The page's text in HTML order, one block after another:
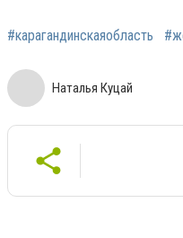
#карагандинскаяобласть
Наталья Куцай